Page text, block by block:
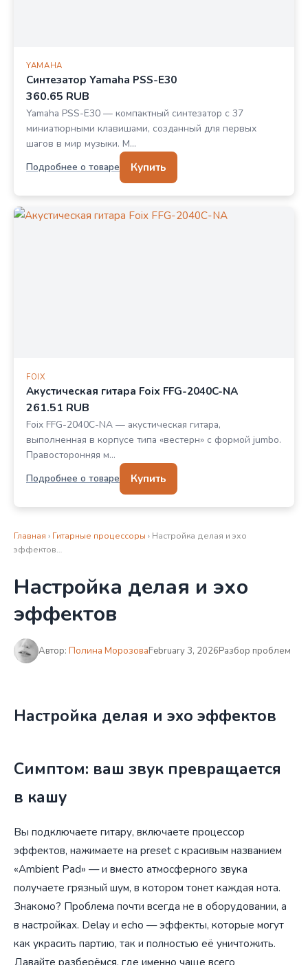
YAMAHA
Синтезатор Yamaha PSS-E30
360.65 RUB
Yamaha PSS-E30 — компактный синтезатор с 37
миниатюрными клавишами, созданный для первых
шагов в мир музыки. М…
Подробнее о товаре
Купить
FOIX
Акустическая гитара Foix FFG-2040C-NA
261.51 RUB
Foix FFG-2040C-NA — акустическая гитара,
выполненная в корпусе типа «вестерн» с формой jumbo.
Правосторонняя м…
Подробнее о товаре
Купить
Главная › Гитарные процессоры › Настройка делая и эхо
эффектов…
Настройка делая и эхо
эффектов
Автор: Полина МорозоваFebruary 3, 2026Разбор проблем
Настройка делая и эхо эффектов
Симптом: ваш звук превращается
в кашу
Вы подключаете гитару, включаете процессор
эффектов, нажимаете на preset с красивым названием
«Ambient Pad» — и вместо атмосферного звука
получаете грязный шум, в котором тонет каждая нота.
Знакомо? Проблема почти всегда не в оборудовании, а
в настройках. Delay и echo — эффекты, которые могут
как украсить партию, так и полностью её уничтожить.
Давайте разберёмся, где именно чаще всего